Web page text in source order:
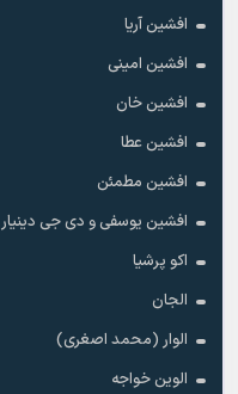
افشین آریا
افشین امینی
افشین خان
افشین عطا
افشین مطمئن
افشین یوسفی و دی جی دینیار
اکو پرشیا
الجان
الوار (محمد اصغری)
الوین خواجه